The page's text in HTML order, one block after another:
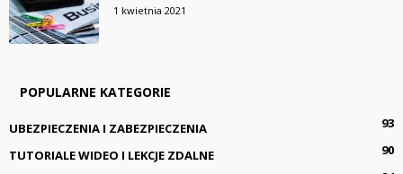
1 kwietnia 2021
POPULARNE KATEGORIE
UBEZPIECZENIA I ZABEZPIECZENIA
93
TUTORIALE WIDEO I LEKCJE ZDALNE
90